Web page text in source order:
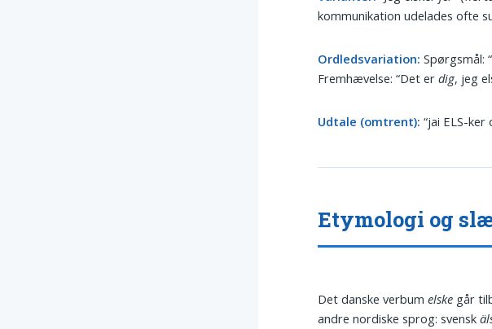
kommunikation udelades ofte
Ordledsvariation: Spørgsmål:
Fremhævelse: “Det erdig, jeg
Udtale (omtrent): “jai ELS-ker
Etymologi og
Det danske verbumelske går
andre nordiske sprog: svensk